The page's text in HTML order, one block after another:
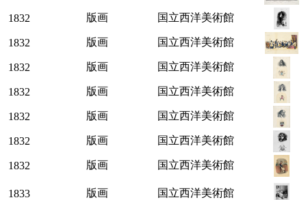
1832 版画 国立西洋美術館
1832 版画 国立西洋美術館
1832 版画 国立西洋美術館
1832 版画 国立西洋美術館
1832 版画 国立西洋美術館
1832 版画 国立西洋美術館
1832 版画 国立西洋美術館
1833 版画 国立西洋美術館